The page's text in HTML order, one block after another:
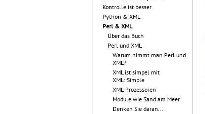
Kontrolle ist besser
Python & XML
Perl & XML
Über das Buch
Perl und XML
Warum nimmt man Perl und
XML?
XML ist simpel mit
XML::Simple
XML-Prozessoren
Module wie Sand am Meer
Denken Sie daran...